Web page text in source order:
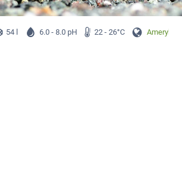
54 l 6.0 - 8.0 pH 22 - 26°C Ameryka